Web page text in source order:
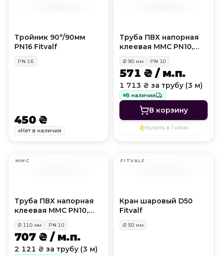
Тройник 90°/90мм
PN16 Fitvalf
PN 16
450 ₴
Нет в наличии
Труба ПВХ напорная
клеевая MMC PN10,
D90 мм
Ø 90 мм PN 10
571 ₴ / м.п.
1 713 ₴ за трубу (3 м)
В наличии
В корзину
Купить в 1 клик
MMC
Труба ПВХ напорная
клеевая MMC PN10,
D110 мм
Ø 110мм PN 10
707 ₴ / м.п.
2 121 ₴ за трубу (3 м)
FITVALF
Кран шаровый D50
Fitvalf
Ø 50 мм